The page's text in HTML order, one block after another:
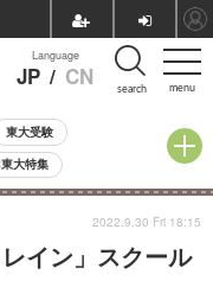
menu
Language
JP / CN search
東大受験
大特集
小学校受験
人気記事イン」スクール
2022.9.30 Fri 18:15